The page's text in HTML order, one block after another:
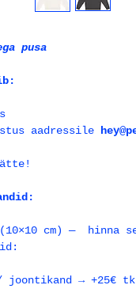
pusa
aadressile
cm) — hinna
joontikand → +25€ tk